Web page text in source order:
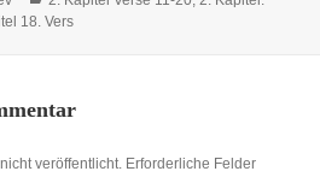
18. Vers
veröffentlicht. Erforderliche Felder